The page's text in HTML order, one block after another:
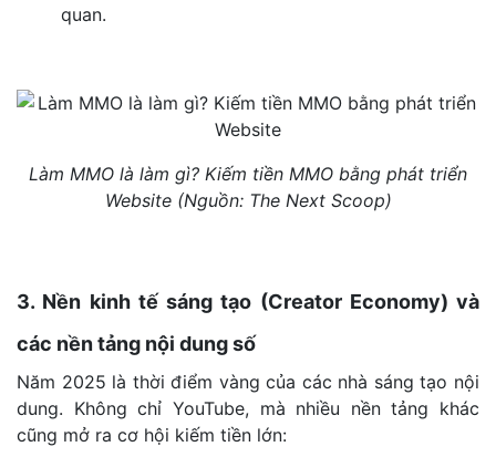
quan.
Làm MMO là làm gì? Kiếm tiền MMO bằng phát triển
Website (Nguồn: The Next Scoop)
3. Nền kinh tế sáng tạo (Creator Economy) và
các nền tảng nội dung số
Năm 2025 là thời điểm vàng của các nhà sáng tạo nội
dung. Không chỉ YouTube, mà nhiều nền tảng khác
cũng mở ra cơ hội kiếm tiền lớn: